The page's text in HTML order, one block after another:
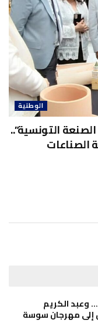
الوطنية
التونسية”..
الصناعات
وعبد الكريم
إلى مهرجان سوسة